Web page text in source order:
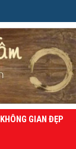
KHÔNG GIAN ĐẸP